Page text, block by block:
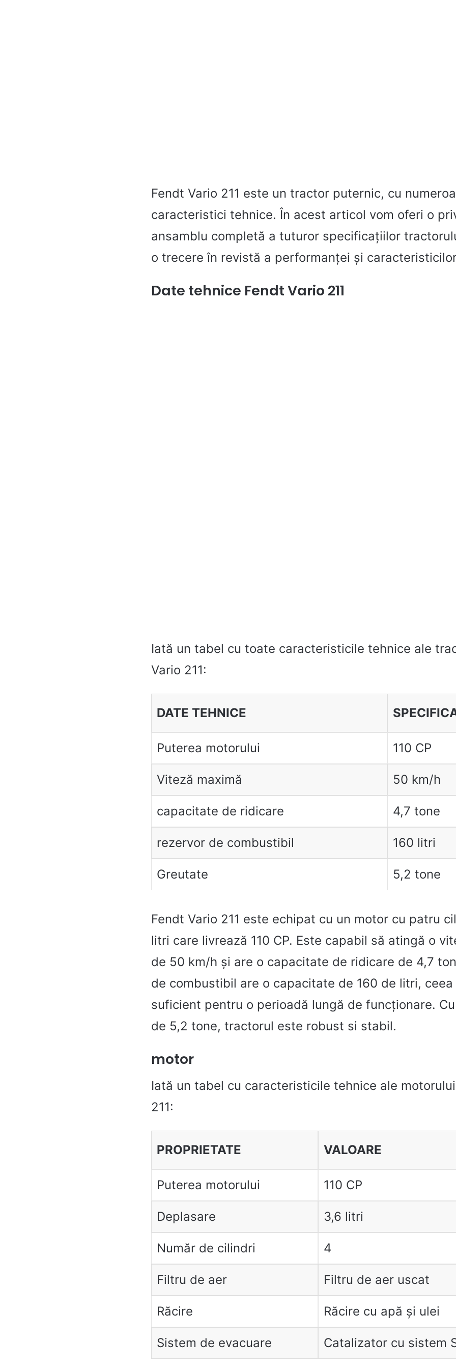
Fendt Vario 211 este un tractor puternic, cu
caracteristici tehnice. În acest articol vom oferi o
ansamblu completă a tuturor specificațiilor
o trecere în revistă a performanței și
Date tehnice Fendt Vario 211
Iată un tabel cu toate caracteristicile tehnice ale
Vario 211:
DATE TEHNICE
Puterea motorului 110 CP
Viteză maximă 50 km/h
capacitate de ridicare 4,7 tone
rezervor de combustibil 160 litri
Greutate 5,2 tone
Fendt Vario 211 este echipat cu un motor cu patru
litri care livrează 110 CP. Este capabil să atingă o
de 50 km/h și are o capacitate de ridicare de 4,7
de combustibil are o capacitate de 160 de litri,
suficient pentru o perioadă lungă de funcționare.
de 5,2 tone, tractorul este robust si stabil.
motor
Iată un tabel cu caracteristicile tehnice ale
211:
PROPRIETATE VALOARE
Puterea motorului 110 CP
Deplasare 3,6 litri
Număr de cilindri 4
Filtru de aer Filtru de aer uscat
Răcire Răcire cu apă și ulei
Sistem de evacuare Catalizator cu sistem